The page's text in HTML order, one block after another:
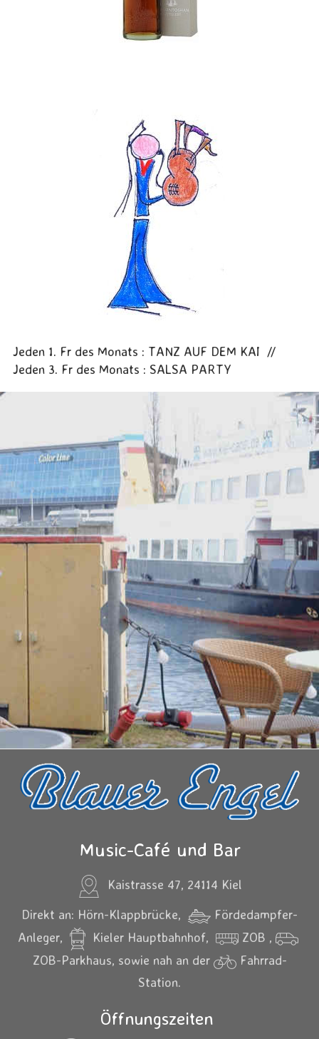
Jeden 1. Fr des Monats : TANZ AUF DEM KAI //
Jeden 3. Fr des Monats : SALSA PARTY
Music-Café und Bar
Kaistrasse 47, 24114 Kiel
Direkt an: Hörn-Klappbrücke,
Fördedampfer-
Anleger,
Kieler Hauptbahnhof,
ZOB ,
ZOB-Parkhaus, sowie nah an der
Fahrrad-
Station.
Öffnungszeiten